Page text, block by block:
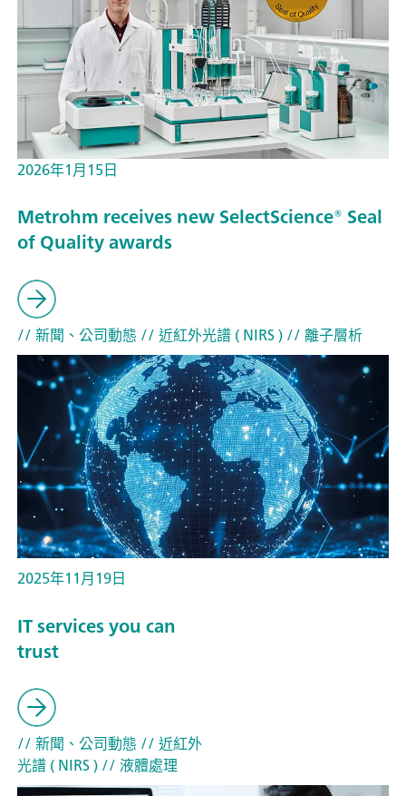
2026年1月15日
Metrohm receives new SelectScience® Seal
of Quality awards
// 新聞、公司動態 // 近紅外光譜 ( NIRS )// 離子層析
2025年11月19日
IT services you can
trust
// 新聞、公司動態 // 近紅外
光譜 ( NIRS )// 液體處理